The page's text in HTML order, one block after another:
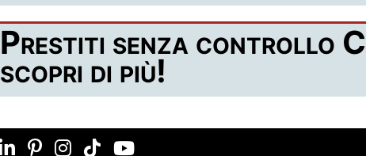
Prestiti senza controllo
scopri di più!